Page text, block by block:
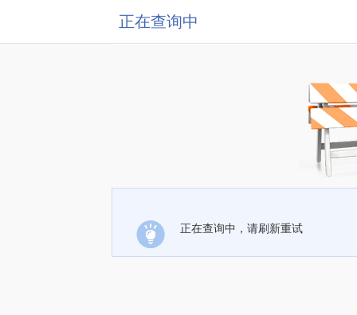
正在查询中
正在查询中，请刷新重试